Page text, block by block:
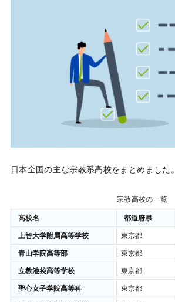
日本全国の主な宗教系高校をまとめました。
宗教高校の一覧
高校名 都道府県
上智大学附属高等学校 東京都
青山学院高等部 東京都
立教池袋高等学校 東京都
聖心女子学院高等科 東京都